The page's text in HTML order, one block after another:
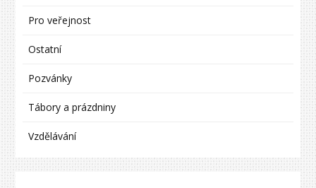
Pro veřejnost
Ostatní
Pozvánky
Tábory a prázdniny
Vzdělávání